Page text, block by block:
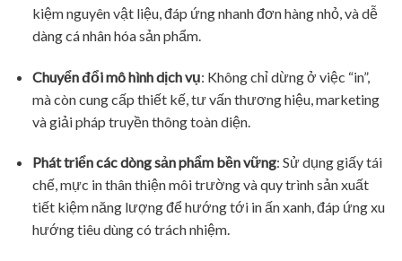
kiệm nguyên vật liệu, đáp ứng nhanh đơn hàng nhỏ, và dễ
dàng cá nhân hóa sản phẩm.
Chuyển đổi mô hình dịch vụ: Không chỉ dừng ở việc “in”,
mà còn cung cấp thiết kế, tư vấn thương hiệu, marketing
và giải pháp truyền thông toàn diện.
Phát triển các dòng sản phẩm bền vững: Sử dụng giấy tái
chế, mực in thân thiện môi trường và quy trình sản xuất
tiết kiệm năng lượng để hướng tới in ấn xanh, đáp ứng xu
hướng tiêu dùng có trách nhiệm.